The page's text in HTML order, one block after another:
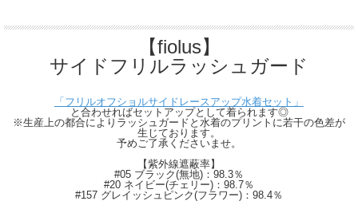
・すすぎ後は軽く絞り、乾いたタオルにはさんだ状態でお持ち帰りください。
(使用後にビニール袋などで密閉された状態で放置すると、熱変化により変色・色
・洗濯の際、他の物と一緒に洗わないでください。
ご注意ください。
・漂白剤及び漂白剤入りの洗剤のご使用は避けてください。
・洗濯後の乾燥機の使用や長時間放置は避け、形を整えて陰干ししてください。
・すべり台・プールサイド等での大きな摩擦は、毛羽立ち・すり切れの原因となり
ポリエステル85％、ポリウレタン15％
【fiolus】
サイドフリルラッシュガード
「フリルオフショルサイドレースアップ水着セット」
と合わせればセットアップとして着られます◎
※生産上の都合によりラッシュガードと水着のプリントに若干の色差が
生じております。
予めご了承くださいませ。
【紫外線遮蔽率】
#05 ブラック(無地)：98.3％
#20 ネイビー(チェリー)：98.7％
#157 グレイッシュピンク(フラワー)：98.4％